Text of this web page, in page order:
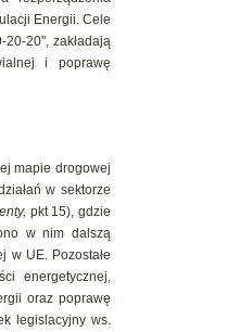
Energii. Cele
20", zakładają
i poprawę
mapie drogowej
w sektorze
pkt 15), gdzie
w nim dalszą
w UE. Pozostałe
energetycznej,
oraz poprawę
legislacyjny ws.